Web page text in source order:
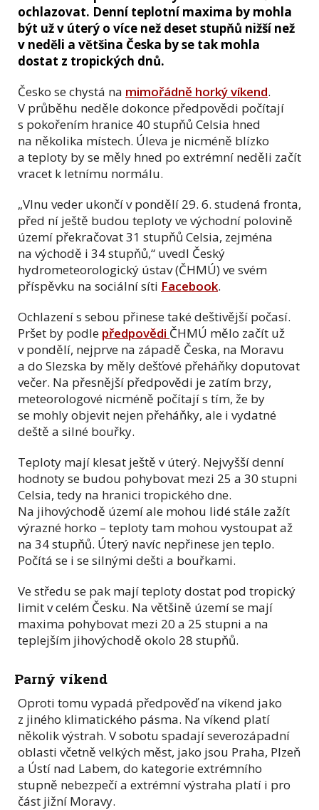
ochlazovat. Denní teplotní maxima by mohla
být už v úterý o více než deset stupňů nižší než
v neděli a většina Česka by se tak mohla
dostat z tropických dnů.
Česko se chystá na mimořádně horký víkend.
V průběhu neděle dokonce předpovědi počítají
s pokořením hranice 40 stupňů Celsia hned
na několika místech. Úleva je nicméně blízko
a teploty by se měly hned po extrémní neděli začít
vracet k letnímu normálu.
„Vlnu veder ukončí v pondělí 29. 6. studená fronta,
před ní ještě budou teploty ve východní polovině
území překračovat 31 stupňů Celsia, zejména
na východě i 34 stupňů,“ uvedl Český
hydrometeorologický ústav (ČHMÚ) ve svém
příspěvku na sociální síti Facebook.
Ochlazení s sebou přinese také deštivější počasí.
Pršet by podle předpovědi ČHMÚ mělo začít už
v pondělí, nejprve na západě Česka, na Moravu
a do Slezska by měly dešťové přeháňky doputovat
večer. Na přesnější předpovědi je zatím brzy,
meteorologové nicméně počítají s tím, že by
se mohly objevit nejen přeháňky, ale i vydatné
deště a silné bouřky.
Teploty mají klesat ještě v úterý. Nejvyšší denní
hodnoty se budou pohybovat mezi 25 a 30 stupni
Celsia, tedy na hranici tropického dne.
Na jihovýchodě území ale mohou lidé stále zažít
výrazné horko – teploty tam mohou vystoupat až
na 34 stupňů. Úterý navíc nepřinese jen teplo.
Počítá se i se silnými dešti a bouřkami.
Ve středu se pak mají teploty dostat pod tropický
limit v celém Česku. Na většině území se mají
maxima pohybovat mezi 20 a 25 stupni a na
teplejším jihovýchodě okolo 28 stupňů.
Parný víkend
Oproti tomu vypadá předpověď na víkend jako
z jiného klimatického pásma. Na víkend platí
několik výstrah. V sobotu spadají severozápadní
oblasti včetně velkých měst, jako jsou Praha, Plzeň
a Ústí nad Labem, do kategorie extrémního
stupně nebezpečí a extrémní výstraha platí i pro
část jižní Moravy.